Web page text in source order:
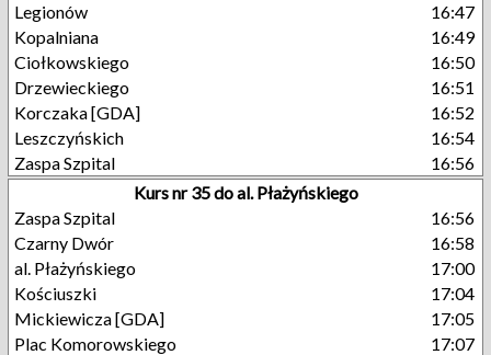
Legionów
16:47
Kopalniana
16:49
Ciołkowskiego
16:50
Drzewieckiego
16:51
Korczaka [GDA]
16:52
Leszczyńskich
16:54
Zaspa Szpital
16:56
Kurs nr 35 do al. Płażyńskiego
Zaspa Szpital
16:56
Czarny Dwór
16:58
al. Płażyńskiego
17:00
Kościuszki
17:04
Mickiewicza [GDA]
17:05
Plac Komorowskiego
17:07